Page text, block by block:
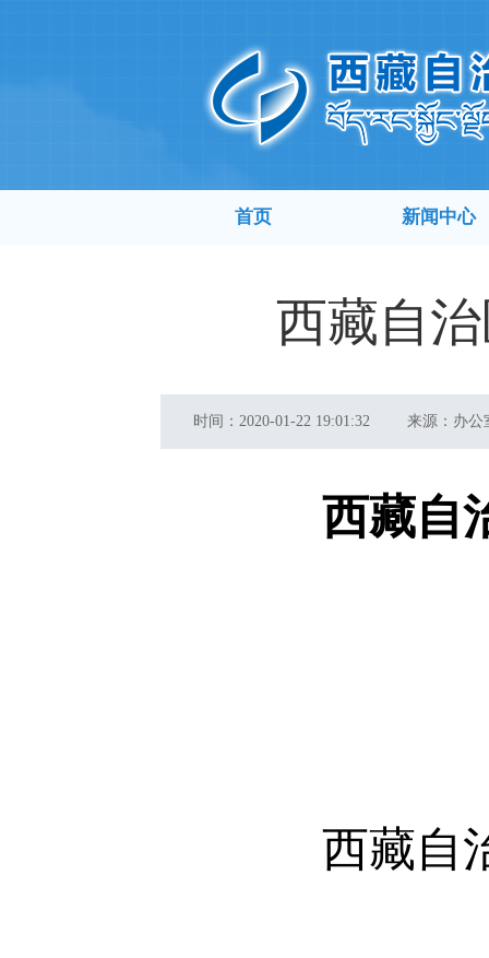
首页 新闻中心
西藏自
时间： 2020-01-22 19:01:32 来源： 办公
西藏自
西藏自